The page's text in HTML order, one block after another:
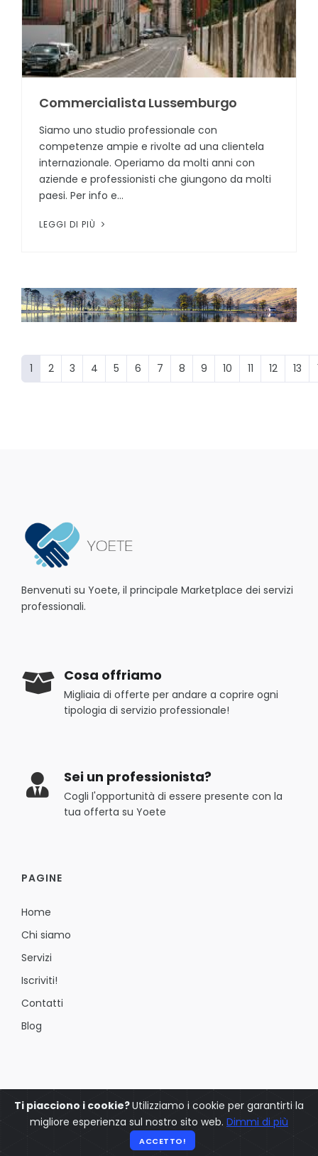
Commercialista Lussemburgo
Siamo uno studio professionale con
competenze ampie e rivolte ad una clientela
internazionale. Operiamo da molti anni con
aziende e professionisti che giungono da molti
paesi. Per info e...
LEGGI DI PIÙ
1 2 3 4 5 6 7 8 9 10 11 12 13
Benvenuti su Yoete, il principale Marketplace dei servizi
professionali.
Cosa offriamo
Migliaia di offerte per andare a coprire ogni
tipologia di servizio professionale!
Sei un professionista?
Cogli l'opportunità di essere presente con la
tua offerta su Yoete
PAGINE
Home
Chi siamo
Servizi
Iscriviti!
Contatti
Blog
© 2025 YOETE - Tutti i diritti sono riservati - Privacy Policy
Ti piacciono i cookie?Utilizziamo i cookie per garantirti la
migliore esperienza sul nostro sito web. Dimmi di più
ACCETTO!